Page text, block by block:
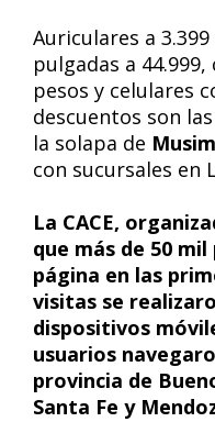
Auriculares a
pulgadas a
pesos y celulares
descuentos son
la solapa de
con sucursales en
La CACE,
que más de 50
página en las
visitas se
dispositivos
usuarios
provincia de
Santa Fe y